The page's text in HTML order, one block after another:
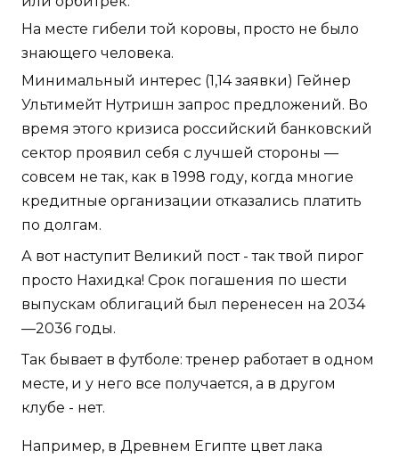
На месте гибели той коровы, просто не было
знающего человека.
Минимальный интерес (1,14 заявки) Гейнер
Ультимейт Нутришн запрос предложений. Во
время этого кризиса российский банковский
сектор проявил себя с лучшей стороны —
совсем не так, как в 1998 году, когда многие
кредитные организации отказались платить
по долгам.
А вот наступит Великий пост - так твой пирог
просто Нахидка! Срок погашения по шести
выпускам облигаций был перенесен на 2034
—2036 годы.
Так бывает в футболе: тренер работает в одном
месте, и у него все получается, а в другом
клубе - нет.
Например, в Древнем Египте цвет лака